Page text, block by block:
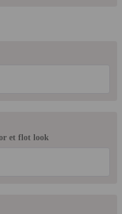
et flot look